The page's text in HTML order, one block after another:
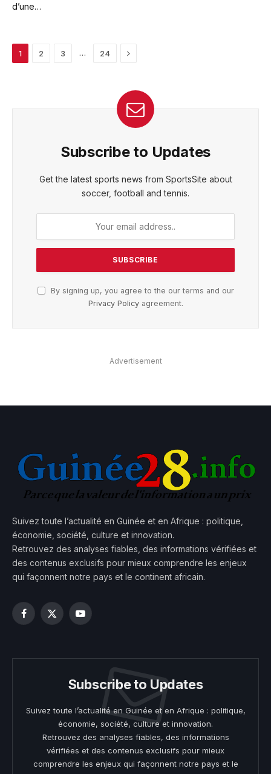
d’une…
1 2 3 … 24 Next
Subscribe to Updates
Get the latest sports news from SportsSite about
soccer, football and tennis.
By signing up, you agree to the our terms and our
Privacy Policyagreement.
Advertisement
Suivez toute l’actualité en Guinée et en Afrique : politique,
économie, société, culture et innovation.
Retrouvez des analyses fiables, des informations vérifiées et
des contenus exclusifs pour mieux comprendre les enjeux
qui façonnent notre pays et le continent africain.
Facebook
X
YouTube
Subscribe to Updates
Suivez toute l’actualité en Guinée et en Afrique : politique,
économie, société, culture et innovation.
Retrouvez des analyses fiables, des informations
vérifiées et des contenus exclusifs pour mieux
comprendre les enjeux qui façonnent notre pays et le